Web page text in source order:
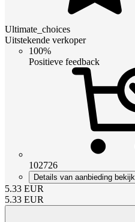
Ultimate_choices
Uitstekende verkoper
100%
Positieve feedback
102726
Details van aanbieding
5.33 EUR
5.33 EUR